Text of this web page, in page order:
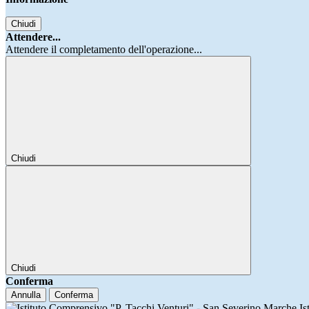
Chiudi
Attendere...
Attendere il completamento dell'operazione...
Chiudi
Chiudi
Conferma
Annulla Conferma